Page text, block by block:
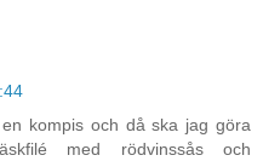
kompis och då ska jag göra
med rödvinssås och